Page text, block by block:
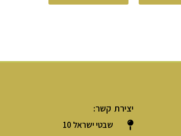
יצירת קשר:
שבטי ישראל 10